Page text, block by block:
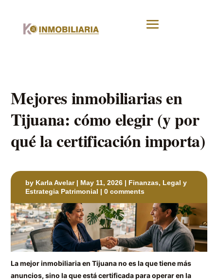
Mejores inmobiliarias en
Tijuana: cómo elegir (y por
qué la certificación importa)
by Karla Avelar| May 11, 2026 | Finanzas, Legal y
Estrategia Patrimonial |0 comments
La mejor inmobiliaria en Tijuana no es la que tiene más
anuncios, sino la que está certificada para operar en la